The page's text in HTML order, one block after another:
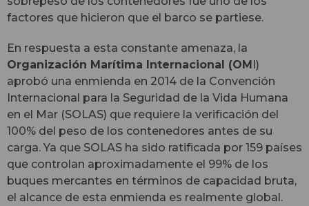
factores que hicieron que el barco se partiese.
En respuesta a esta constante amenaza, la
Organización Marítima Internacional (OMI)
aprobó una enmienda en 2014 de la Convención
Internacional para la Seguridad de la Vida Humana
en el Mar (SOLAS) que requiere la verificación del
100% del peso de los contenedores antes de su
carga. Ya que SOLAS ha sido ratificada por 159 países
que controlan aproximadamente el 99% de los
buques mercantes en términos de capacidad bruta,
el alcance de esta enmienda es realmente global.